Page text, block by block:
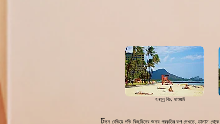
হনলুলু বিচ, হাওয়াই
চলুন বেড়িয়ে পড়ি কিছুদিনের জন্য প্রকৃতির রূপ দেখতে, ডালাস